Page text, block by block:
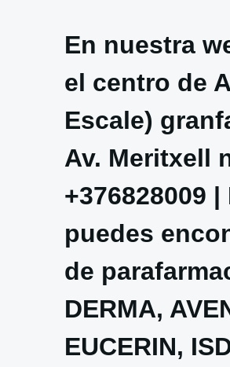
En nuestra
el centro de
Escale)
Av. Meritxell
+376828009
puedes
de
DERMA,
EUCERIN,